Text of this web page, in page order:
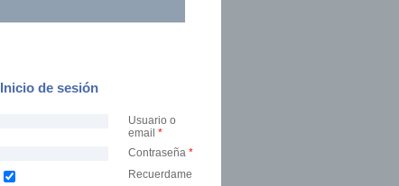
Inicio de sesión
Usuario o
email *
Contraseña *
Recuerdame